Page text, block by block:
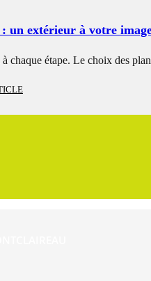
un extérieur à votre
étape. Le choix des